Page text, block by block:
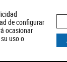
de configurar
ocasionar
uso o
Aviso Legal